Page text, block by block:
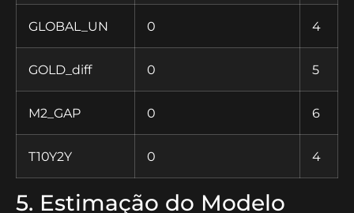
GLOBAL_UN 0 4
GOLD_diff 0 5
M2_GAP 0 6
T10Y2Y 0 4
5. Estimação do Modelo